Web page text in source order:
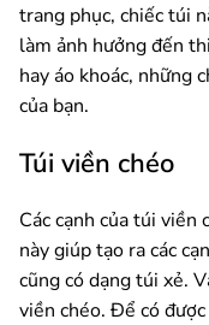
trang phục, chiếc túi
làm ảnh hưởng đến
hay áo khoác, những
của bạn.
Túi viền chéo
Các cạnh của túi
này giúp tạo ra các
cũng có dạng túi xẻ.
viền chéo. Để có được